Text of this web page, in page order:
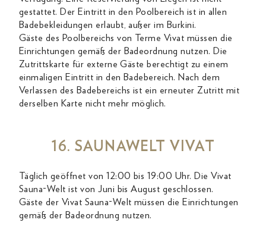
gestattet. Der Eintritt in den Poolbereich ist in allen
Badebekleidungen erlaubt, außer im Burkini.
Gäste des Poolbereichs von Terme Vivat müssen die
Einrichtungen gemäß der Badeordnung nutzen. Die
Zutrittskarte für externe Gäste berechtigt zu einem
einmaligen Eintritt in den Badebereich. Nach dem
Verlassen des Badebereichs ist ein erneuter Zutritt mit
derselben Karte nicht mehr möglich.
16. SAUNAWELT VIVAT
Täglich geöffnet von 12:00 bis 19:00 Uhr. Die Vivat
Sauna-Welt ist von Juni bis August geschlossen.
Gäste der Vivat Sauna-Welt müssen die Einrichtungen
gemäß der Badeordnung nutzen.